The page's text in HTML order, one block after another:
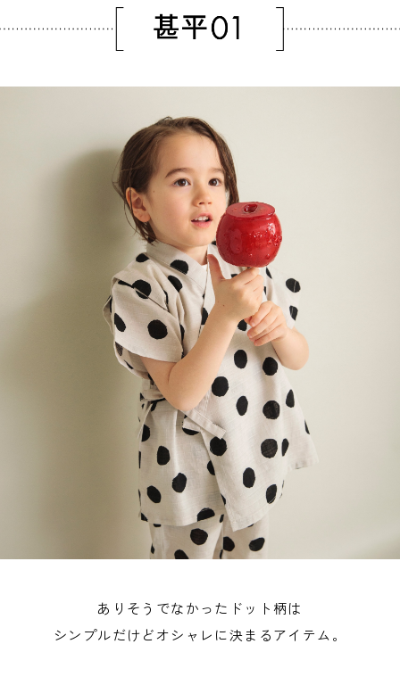
ありそうでなかったドット柄は
シンプルだけどオシャレに決まるアイテム。